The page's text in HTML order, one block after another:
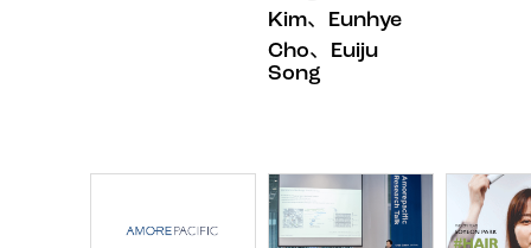
Kim、Eunhye
Cho、Euiju
Song